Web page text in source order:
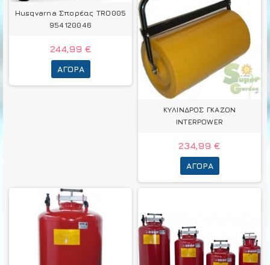
Husqvarna Σπορέας TRO005
954120046
244,99 €
ΑΓΟΡΆ
ΚΥΛΙΝΔΡΟΣ ΓΚΑΖΟΝ
INTERPOWER
234,99 €
ΑΓΟΡΆ